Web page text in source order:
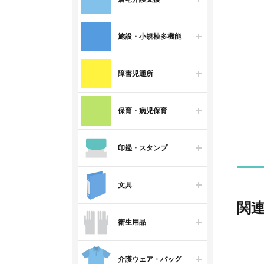
施設・小規模多機能
障害児通所
保育・病児保育
印鑑・スタンプ
文具
衛生用品
介護ウェア・バッグ
関